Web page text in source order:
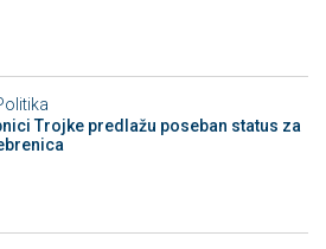
Trojke predlažu poseban status za